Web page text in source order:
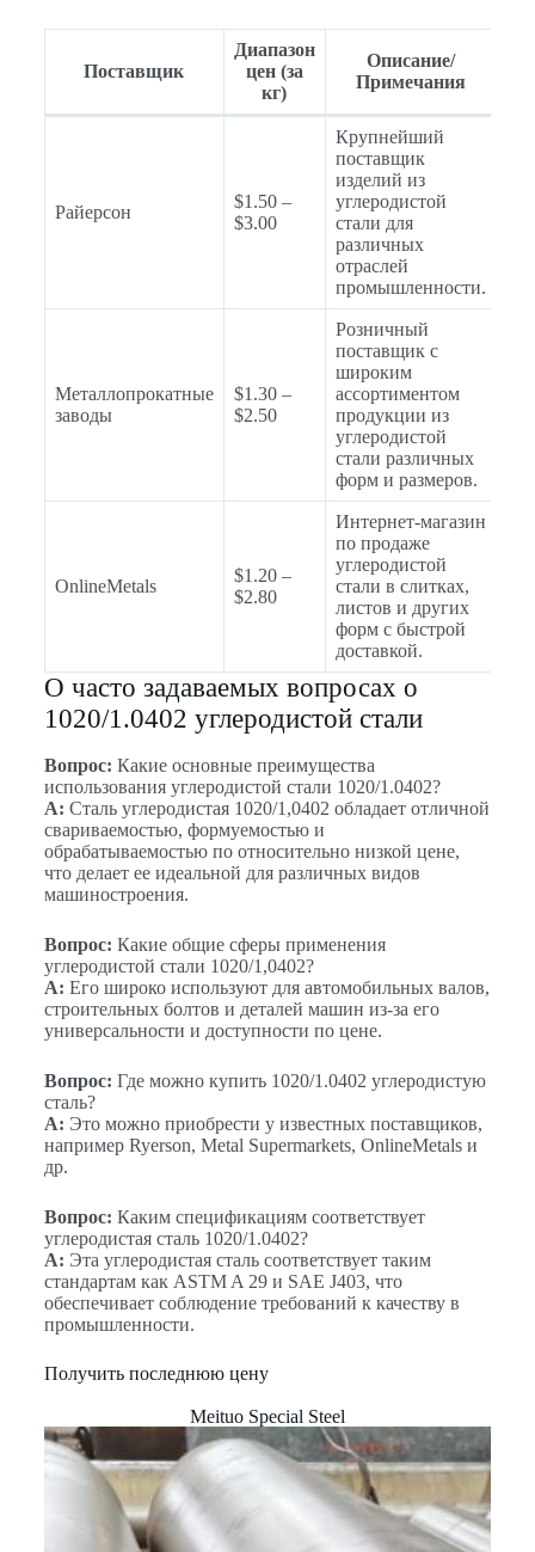
Поставщик
Диапазон
цен (за
кг)
Описание/
Примечания
Райерсон
$1.50 –
$3.00
Крупнейший
поставщик
изделий из
углеродистой
стали для
различных
отраслей
промышленности.
Металлопрокатные
заводы
$1.30 –
$2.50
Розничный
поставщик с
широким
ассортиментом
продукции из
углеродистой
стали различных
форм и размеров.
OnlineMetals
$1.20 –
$2.80
Интернет-магазин
по продаже
углеродистой
стали в слитках,
листов и других
форм с быстрой
доставкой.
О часто задаваемых вопросах о
1020/1.0402 углеродистой стали
Вопрос: Какие основные преимущества
использования углеродистой стали 1020/1.0402?
A: Сталь углеродистая 1020/1,0402 обладает отличной
свариваемостью, формуемостью и
обрабатываемостью по относительно низкой цене,
что делает ее идеальной для различных видов
машиностроения.
Вопрос: Какие общие сферы применения
углеродистой стали 1020/1,0402?
A: Его широко используют для автомобильных валов,
строительных болтов и деталей машин из-за его
универсальности и доступности по цене.
Вопрос: Где можно купить 1020/1.0402 углеродистую
сталь?
A: Это можно приобрести у известных поставщиков,
например Ryerson, Metal Supermarkets, OnlineMetals и
др.
Вопрос: Каким спецификациям соответствует
углеродистая сталь 1020/1.0402?
A: Эта углеродистая сталь соответствует таким
стандартам как ASTM A 29 и SAE J403, что
обеспечивает соблюдение требований к качеству в
промышленности.
Получить последнюю цену
Meituo Special Steel